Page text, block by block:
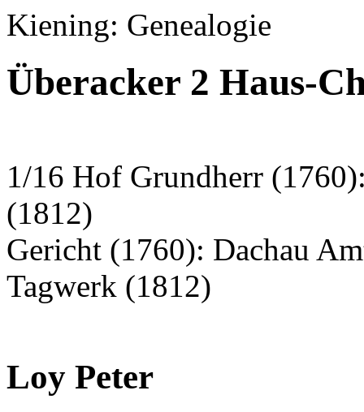
Kiening: Genealogie
Überacker 2 Haus-
1/16 Hof Grundherr
(1812)
Gericht (1760): Dachau
Tagwerk (1812)
Loy Peter